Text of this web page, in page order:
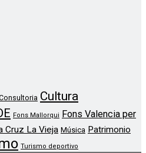
Cultura
Fons Mallorqui Fons Valencia per
Cruz La Vieja Música Patrimonio
Turismo deportivo